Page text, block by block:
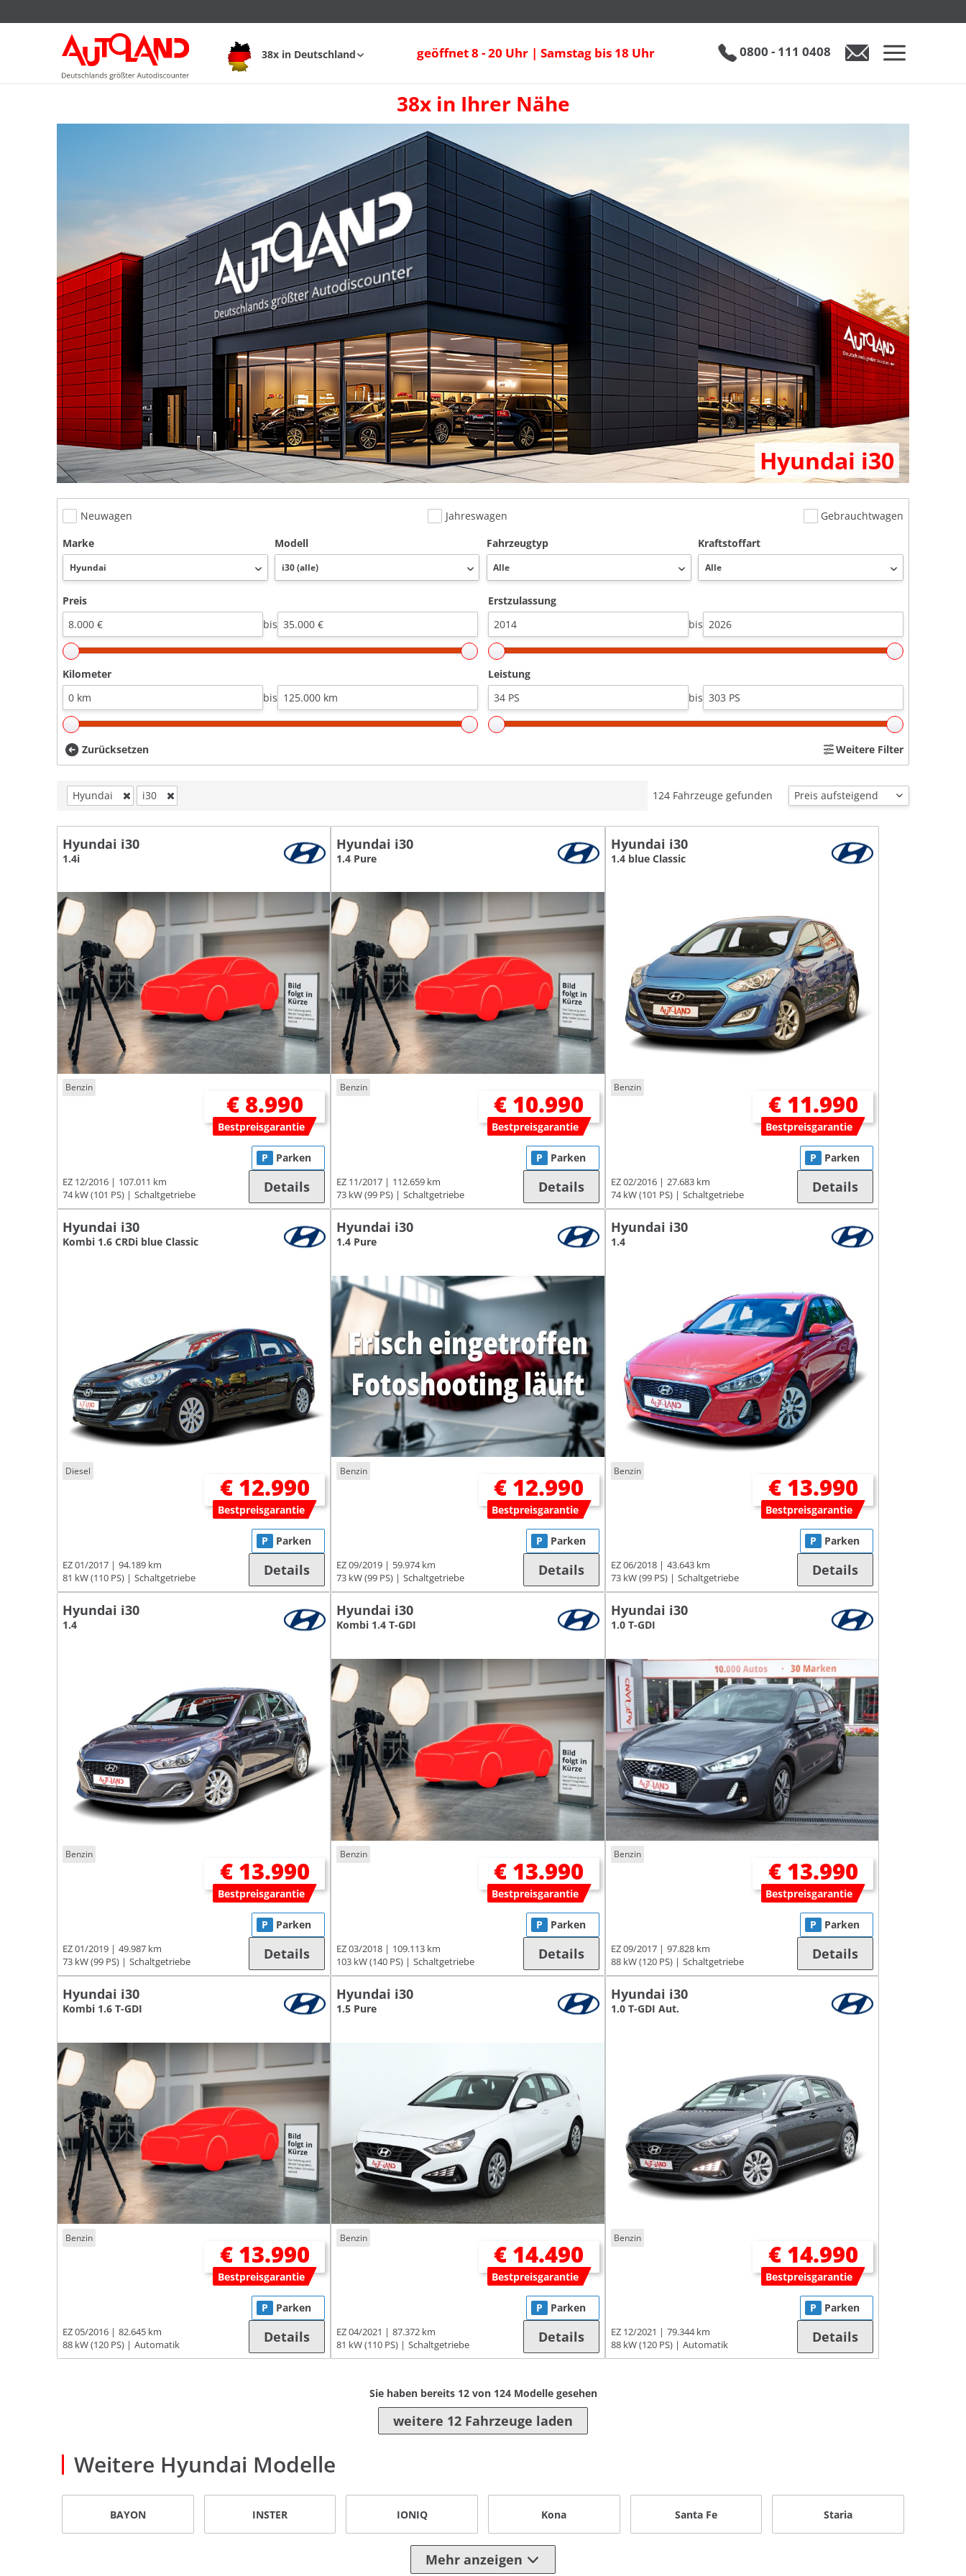
38x in Deutschland geöffnet 8 - 20 Uhr | Samstag bis 18 Uhr 0800 - 111 0408
38x in Ihrer Nähe
Hyundai i30
Neuwagen Jahreswagen
Gebrauchtwagen
Marke
Modell Fahrzeugtyp Kraftstoffart
Preis
bis
Erstzulassung
bis
Kilometer
bis
Leistung
bis
Zurücksetzen Weitere Filter
Hyundai i30 124 Fahrzeuge gefunden
Hyundai i30
1.4i
Benzin
€ 8.990
Bestpreisgarantie
EZ 12/2016
107.011 km
74 kW (101 PS)
Schaltgetriebe
P Parken
Details
Hyundai i30
1.4 Pure
Benzin
€ 10.990
Bestpreisgarantie
EZ 11/2017
112.659 km
73 kW (99 PS)
Schaltgetriebe
P Parken
Details
Hyundai i30
1.4 blue Classic
Benzin
€ 11.990
Bestpreisgarantie
EZ 02/2016
27.683 km
74 kW (101 PS)
Schaltgetriebe
P Parken
Details
Hyundai i30
Kombi 1.6 CRDi blue Classic
Diesel
€ 12.990
Bestpreisgarantie
EZ 01/2017
94.189 km
81 kW (110 PS)
Schaltgetriebe
P Parken
Details
Hyundai i30
1.4 Pure
Benzin
€ 12.990
Bestpreisgarantie
EZ 09/2019
59.974 km
73 kW (99 PS)
Schaltgetriebe
P Parken
Details
Hyundai i30
1.4
Benzin
€ 13.990
Bestpreisgarantie
EZ 06/2018
43.643 km
73 kW (99 PS)
Schaltgetriebe
P Parken
Details
Hyundai i30
1.4
Benzin
€ 13.990
Bestpreisgarantie
EZ 01/2019
49.987 km
73 kW (99 PS)
Schaltgetriebe
P Parken
Details
Hyundai i30
Kombi 1.4 T-GDI
Benzin
€ 13.990
Bestpreisgarantie
EZ 03/2018
109.113 km
103 kW (140 PS)
Schaltgetriebe
P Parken
Details
Hyundai i30
1.0 T-GDI
Benzin
€ 13.990
Bestpreisgarantie
EZ 09/2017
97.828 km
88 kW (120 PS)
Schaltgetriebe
P Parken
Details
Hyundai i30
Kombi 1.6 T-GDI
Benzin
€ 13.990
Bestpreisgarantie
EZ 05/2016
82.645 km
88 kW (120 PS)
Automatik
P Parken
Details
Hyundai i30
1.5 Pure
Benzin
€ 14.490
Bestpreisgarantie
EZ 04/2021
87.372 km
81 kW (110 PS)
Schaltgetriebe
P Parken
Details
Hyundai i30
1.0 T-GDI Aut.
Benzin
€ 14.990
Bestpreisgarantie
EZ 12/2021
79.344 km
88 kW (120 PS)
Automatik
P Parken
Details
Sie haben bereits 12von 124Modelle gesehen
weitere 12 Fahrzeuge laden
Weitere Hyundai Modelle
BAYON INSTER IONIQ Kona Santa Fe Staria
Mehr anzeigen